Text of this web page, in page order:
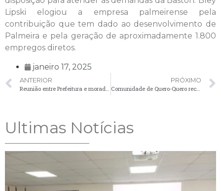
Lipski elogiou a empresa palmeirense pela
contribuição que tem dado ao desenvolvimento de
Palmeira e pela geração de aproximadamente 1.800
empregos diretos.
janeiro 17, 2025
ANTERIOR
PRÓXIMO
Comunidade de Quero-Quero recebe patrolamento nas estradas.
Ultimas Notícias